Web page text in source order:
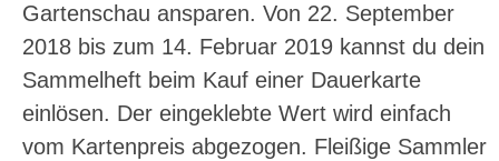
Gartenschau ansparen. Von 22. September
2018 bis zum 14. Februar 2019 kannst du dein
Sammelheft beim Kauf einer Dauerkarte
einlösen. Der eingeklebte Wert wird einfach
vom Kartenpreis abgezogen. Fleißige Sammler